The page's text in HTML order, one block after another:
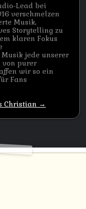
Lead bei
verschmelzen
Musik,
Storytelling zu
klaren Fokus
jede unserer
von purer
wir so ein
Fans
Christian →